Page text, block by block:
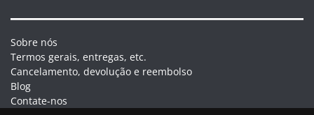
Sobre nós
Termos gerais, entregas, etc.
Cancelamento, devolução e reembolso
Blog
Contate-nos